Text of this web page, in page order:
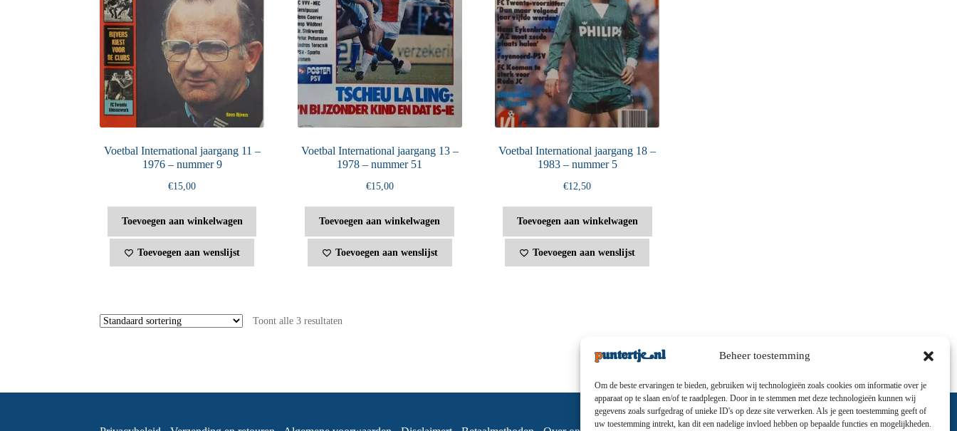
Beheer toestemming
Om de beste ervaringen te bieden, gebruiken wij technologieën zoals cookies om informatie over je
apparaat op te slaan en/of te raadplegen. Door in te stemmen met deze technologieën kunnen wij
gegevens zoals surfgedrag of unieke ID's op deze site verwerken. Als je geen toestemming geeft of
uw toestemming intrekt, kan dit een nadelige invloed hebben op bepaalde functies en mogelijkheden.
Voetbal International jaargang 11 –
1976 – nummer 9
€15,00
Toevoegen aan winkelwagen
Toevoegen aan wenslijst
Voetbal International jaargang 13 –
1978 – nummer 51
€15,00
Toevoegen aan winkelwagen
Toevoegen aan wenslijst
Voetbal International jaargang 18 –
1983 – nummer 5
€12,50
Toevoegen aan winkelwagen
Toevoegen aan wenslijst
Toont alle 3 resultaten